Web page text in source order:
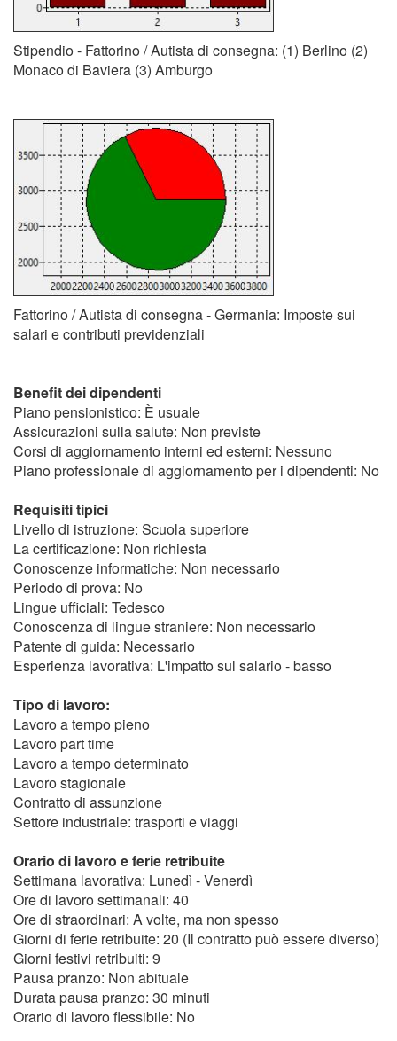
Stipendio - Fattorino / Autista di consegna: (1) Berlino (2)
Monaco di Baviera (3) Amburgo
Fattorino / Autista di consegna - Germania: Imposte sui
salari e contributi previdenziali
Benefit dei dipendenti
Piano pensionistico: È usuale
Assicurazioni sulla salute: Non previste
Corsi di aggiornamento interni ed esterni: Nessuno
Piano professionale di aggiornamento per i dipendenti: No
Requisiti tipici
Livello di istruzione: Scuola superiore
La certificazione: Non richiesta
Conoscenze informatiche: Non necessario
Periodo di prova: No
Lingue ufficiali: Tedesco
Conoscenza di lingue straniere: Non necessario
Patente di guida: Necessario
Esperienza lavorativa: L'impatto sul salario - basso
Tipo di lavoro:
Lavoro a tempo pieno
Lavoro part time
Lavoro a tempo determinato
Lavoro stagionale
Contratto di assunzione
Settore industriale: trasporti e viaggi
Orario di lavoro e ferie retribuite
Settimana lavorativa: Lunedì - Venerdì
Ore di lavoro settimanali: 40
Ore di straordinari: A volte, ma non spesso
Giorni di ferie retribuite: 20 (Il contratto può essere diverso)
Giorni festivi retribuiti: 9
Pausa pranzo: Non abituale
Durata pausa pranzo: 30 minuti
Orario di lavoro flessibile: No